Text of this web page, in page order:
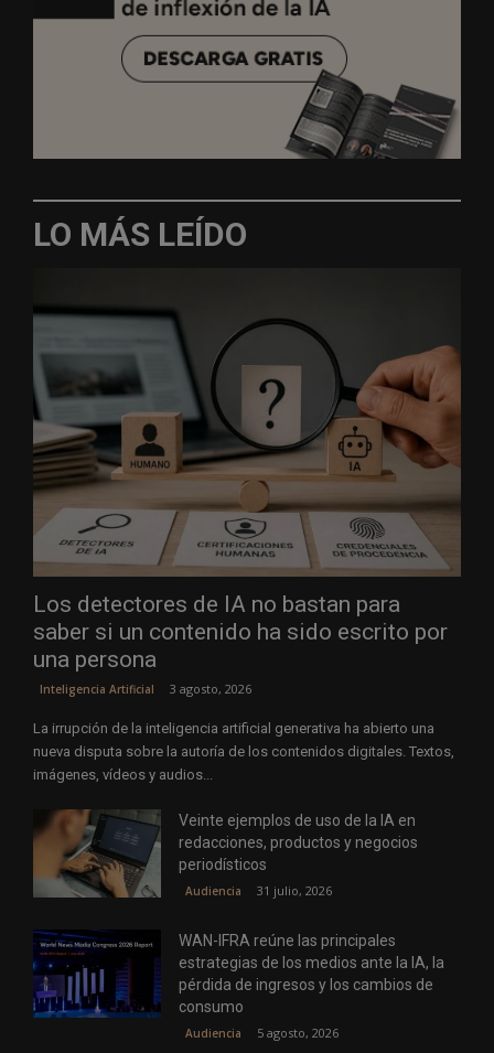
LO MÁS LEÍDO
Los detectores de IA no bastan para
saber si un contenido ha sido escrito por
una persona
Inteligencia Artificial 3 agosto, 2026
La irrupción de la inteligencia artificial generativa ha abierto una
nueva disputa sobre la autoría de los contenidos digitales. Textos,
imágenes, vídeos y audios...
Veinte ejemplos de uso de la IA en
redacciones, productos y negocios
periodísticos
Audiencia 31 julio, 2026
WAN-IFRA reúne las principales
estrategias de los medios ante la IA, la
pérdida de ingresos y los cambios de
consumo
Audiencia 5 agosto, 2026